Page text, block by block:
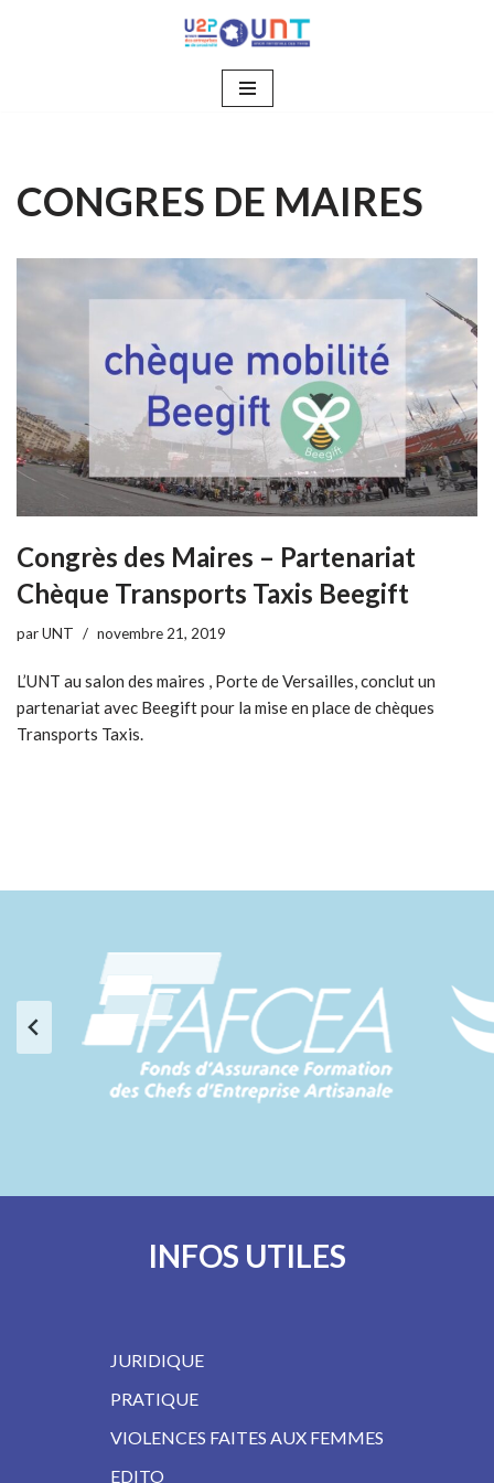
CONGRES DE MAIRES
Congrès des Maires – Partenariat
Chèque Transports Taxis Beegift
parUNT novembre 21, 2019
L’UNT au salon des maires , Porte de Versailles, conclut un
partenariat avec Beegift pour la mise en place de chèques
Transports Taxis.
INFOS UTILES
JURIDIQUE
PRATIQUE
VIOLENCES FAITES AUX FEMMES
EDITO